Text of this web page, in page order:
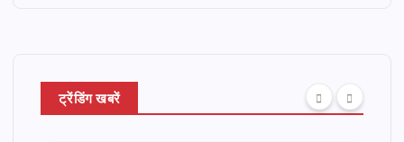
ट्रेंडिंग खबरें